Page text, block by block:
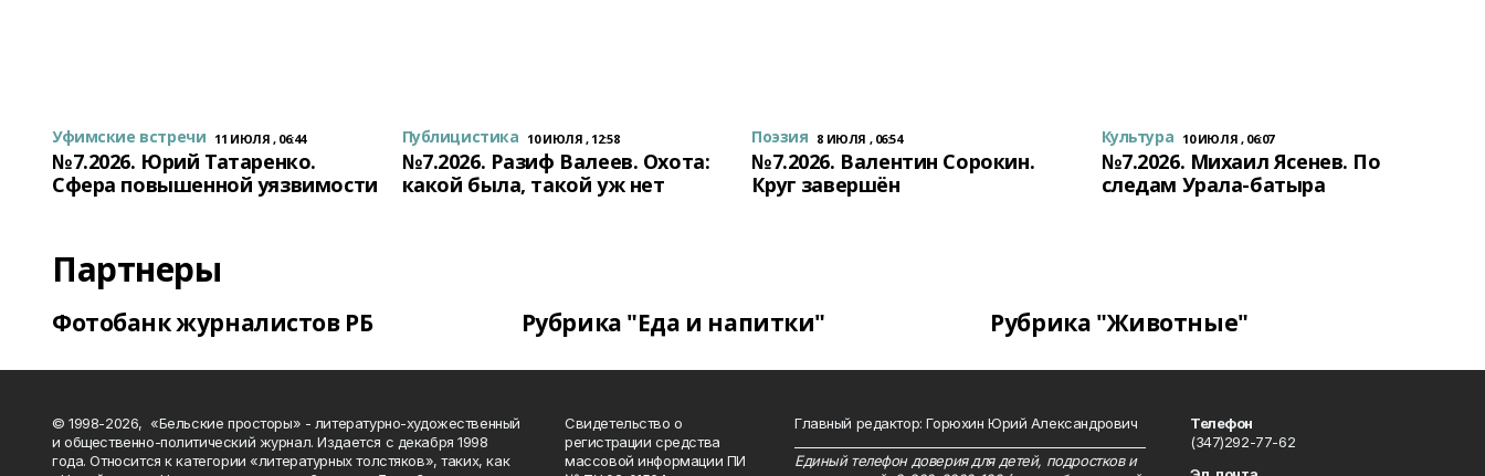
Уфимские встречи 11 ИЮЛЯ , 06:44
№7.2026. Юрий Татаренко.
Сфера повышенной уязвимости
Публицистика 10 ИЮЛЯ , 12:58
№7.2026. Разиф Валеев. Охота:
какой была, такой уж нет
Поэзия 8 ИЮЛЯ , 06:54
№7.2026. Валентин Сорокин.
Круг завершён
Культура 10 ИЮЛЯ , 06:07
№7.2026. Михаил Ясенев. По
следам Урала-батыра
Партнеры
Фотобанк журналистов РБ Рубрика "Еда и напитки" Рубрика "Животные"
© 1998-2026, «Бельские просторы» - литературно-художественный
и общественно-политический журнал. Издается с декабря 1998
года. Относится к категории «литературных толстяков», таких, как
Свидетельство о
регистрации средства
массовой информации ПИ
Главный редактор: Горюхин Юрий Александрович
Единый телефон доверия для детей, подростков и
Телефон
(347)292-77-62